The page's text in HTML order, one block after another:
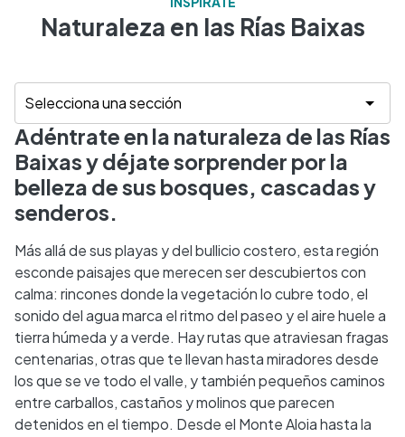
Naturaleza en las Rías Baixas
Adéntrate en la naturaleza de las Rías
Baixas y déjate sorprender por la
belleza de sus bosques, cascadas y
senderos.
Más allá de sus playas y del bullicio costero, esta región
esconde paisajes que merecen ser descubiertos con
calma: rincones donde la vegetación lo cubre todo, el
sonido del agua marca el ritmo del paseo y el aire huele a
tierra húmeda y a verde. Hay rutas que atraviesan fragas
centenarias, otras que te llevan hasta miradores desde
los que se ve todo el valle, y también pequeños caminos
entre carballos, castaños y molinos que parecen
detenidos en el tiempo. Desde el Monte Aloia hasta la